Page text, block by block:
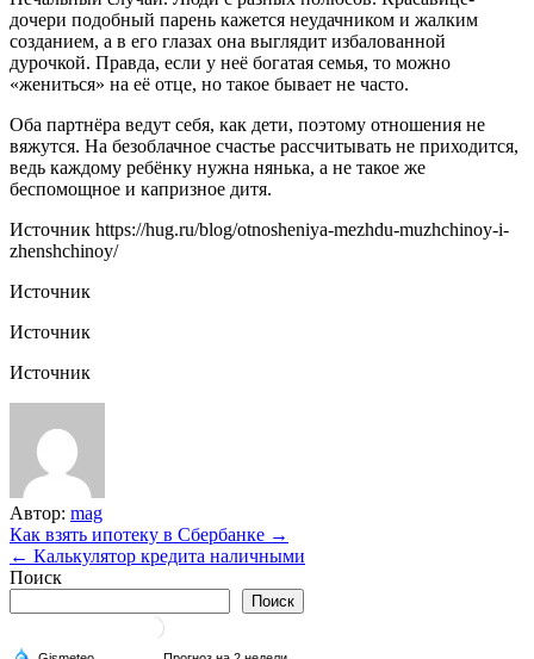
дочери подобный парень кажется неудачником и жалким
созданием, а в его глазах она выглядит избалованной
дурочкой. Правда, если у неё богатая семья, то можно
«жениться» на её отце, но такое бывает не часто.
Оба партнёра ведут себя, как дети, поэтому отношения не
вяжутся. На безоблачное счастье рассчитывать не приходится,
ведь каждому ребёнку нужна нянька, а не такое же
беспомощное и капризное дитя.
Источник https://hug.ru/blog/otnosheniya-mezhdu-muzhchinoy-i-
zhenshchinoy/
Источник
Источник
Источник
Автор: mag
Навигация
по
Как взять ипотеку в Сбербанке →
← Калькулятор кредита наличными
Поиск
Поиск